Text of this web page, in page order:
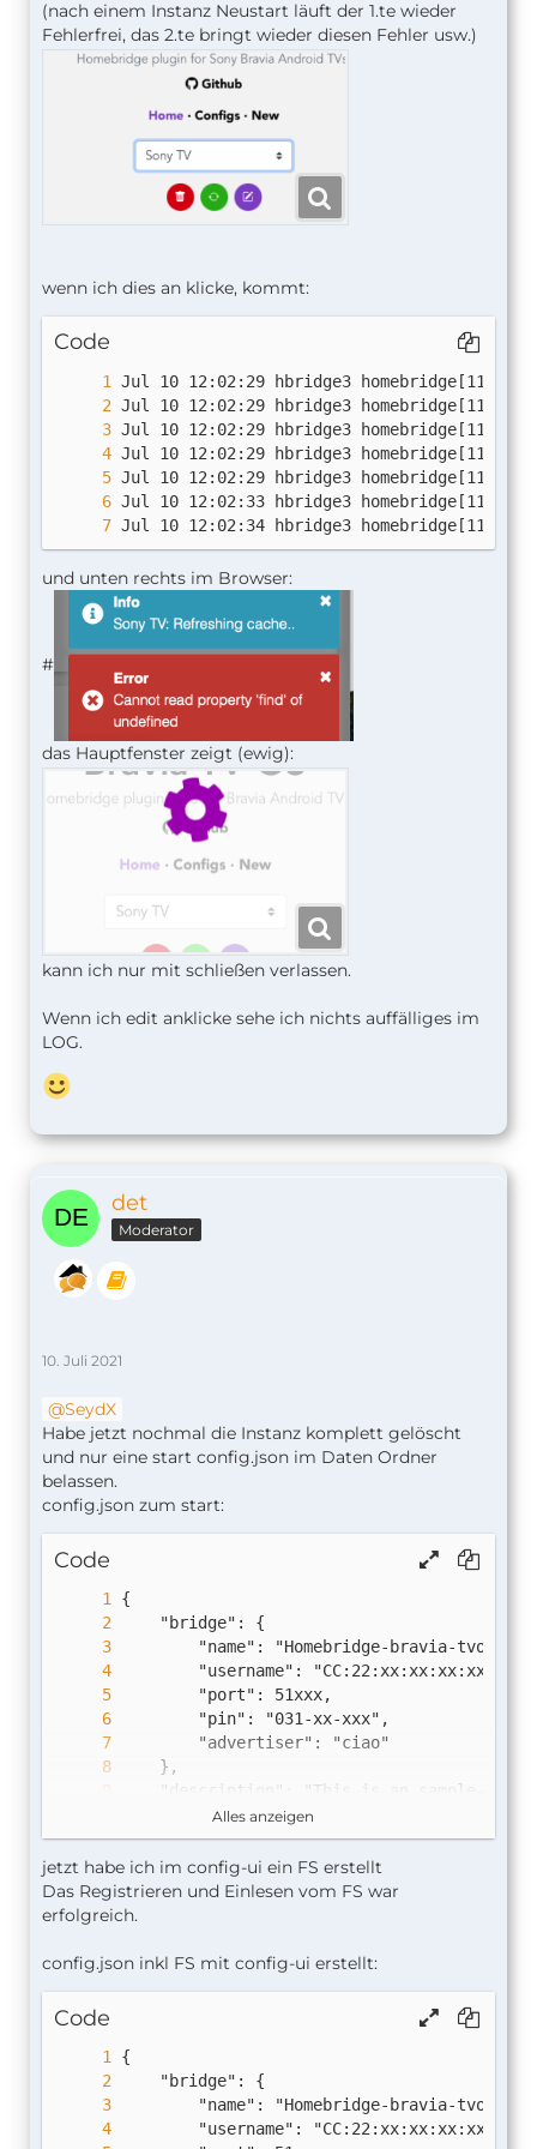
(nach einem Instanz Neustart läuft der 1.te wieder
Fehlerfrei, das 2.te bringt wieder diesen Fehler usw.)
wenn ich dies an klicke, kommt:
Code
Jul 10 12:02:34 hbridge3
und unten rechts im Browser:
#
das Hauptfenster zeigt (ewig):
kann ich nur mit schließen verlassen.
Wenn ich edit anklicke sehe ich nichts auffälliges im
LOG.
det
Moderator
10. Juli 2021
SeydX
Habe jetzt nochmal die Instanz komplett gelöscht
und nur eine start config.json im Daten Ordner
belassen.
config.json zum start:
Code
Alles anzeigen
jetzt habe ich im config-ui ein FS erstellt
Das Registrieren und Einlesen vom FS war
erfolgreich.
config.json inkl FS mit config-ui erstellt:
Code